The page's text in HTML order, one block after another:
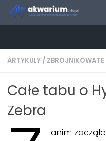
Skip to content
ARTYKUŁY / ZBROJNIKOWATE
Całe tabu o
Zebra
anim